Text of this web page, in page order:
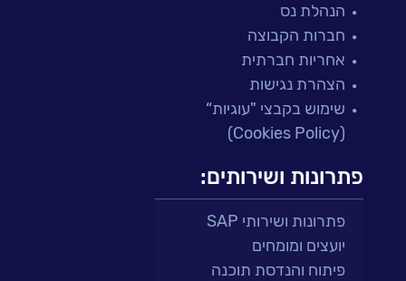
הנהלת נס
חברות הקבוצה
אחריות חברתית
הצהרת נגישות
שימוש בקבצי "עוגיות“
(Cookies Policy)
פתרונות ושירותים:
פתרונות ושירותי SAP
יועצים ומומחים
פיתוח והנדסת תוכנה